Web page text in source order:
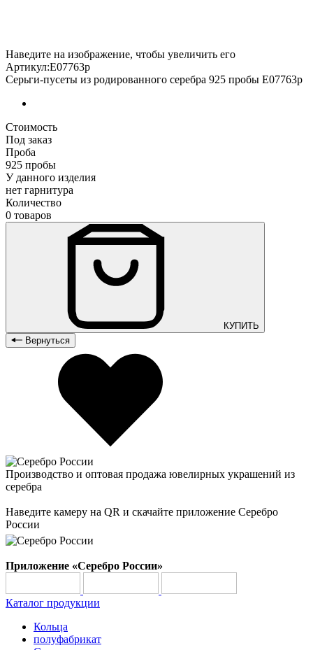
Наведите на изображение, чтобы увеличить его
Артикул:E07763р
Серьги-пусеты из родированного серебра 925 пробы E07763р
Стоимость
Под заказ
Проба
925 пробы
У данного изделия
нет гарнитура
Количество
0 товаров
КУПИТЬ
Вернуться
Производство и оптовая продажа ювелирных украшений из
серебра
Наведите камеру на QR и скачайте приложение Серебро
России
Приложение «Серебро России»
Каталог продукции
Кольца
полуфабрикат